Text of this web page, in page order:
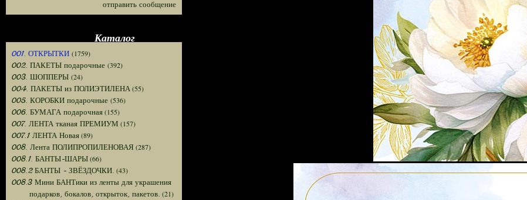
отправить сообщение
Каталог
001. ОТКРЫТКИ (1759)
002. ПАКЕТЫ подарочные (392)
003. ШОППЕРЫ (24)
004. ПАКЕТЫ из ПОЛИЭТИЛЕНА(55)
005. КОРОБКИ подарочные (536)
006. БУМАГА подарочная(155)
007. ЛЕНТА тканая ПРЕМИУМ (157)
007.1 ЛЕНТА Новая(89)
008. Лента ПОЛИПРОПИЛЕНОВАЯ (287)
008.1. БАНТЫ-ШАРЫ(66)
008.2 БАНТЫ - ЗВЁЗДОЧКИ. (43)
008.3 Мини БАНТики из ленты для украшения
подарков, бокалов, открыток, пакетов. (21)